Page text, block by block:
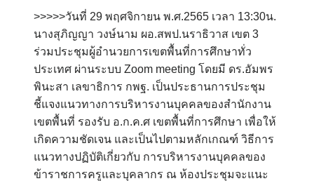
>>>>>วันที่ 29 พฤศจิกายน พ.ศ.2565 เวลา 13:30น.
นางสุภิญญา วงษ์นาม ผอ.สพป.นราธิวาส เขต 3
ร่วมประชุมผู้อำนวยการเขตพื้นที่การศึกษาทั่ว
ประเทศ ผ่านระบบ Zoom meeting โดยมี ดร.อัมพร
พินะสา เลขาธิการ กพฐ. เป็นประธานการประชุม
ชี้แจงแนวทางการบริหารงานบุคคลของสำนักงาน
เขตพื้นที่ รองรับ อ.ก.ค.ศ เขตพื้นที่การศึกษา เพื่อให้
เกิดความชัดเจน และเป็นไปตามหลักเกณฑ์ วิธีการ
แนวทางปฏิบัติเกี่ยวกับ การบริหารงานบุคคลของ
ข้าราชการครูและบุคลากร ณ ห้องประชุมจะแนะ